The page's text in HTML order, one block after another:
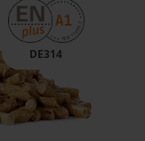
DE314